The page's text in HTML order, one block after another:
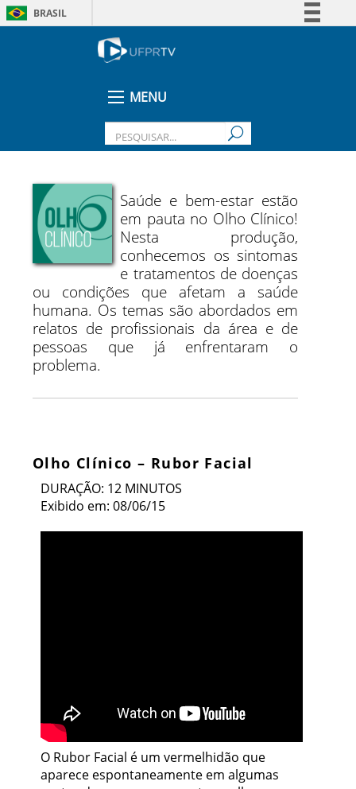
BRASIL
Legislação
MENU
Saúde e bem-estar estão
em pauta no Olho Clínico!
Nesta produção,
conhecemos os sintomas
e tratamentos de doenças
ou condições que afetam a saúde
humana. Os temas são abordados em
relatos de profissionais da área e de
pessoas que já enfrentaram o
problema.
Olho Clínico – Rubor Facial
DURAÇÃO: 12 MINUTOS
Exibido em: 08/06/15
O Rubor Facial é um vermelhidão que
aparece espontaneamente em algumas